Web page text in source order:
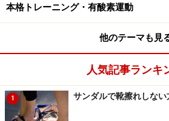
をストレッチすることは姿勢の改
股関節や膝関節を伴うさまざまな
いうメリットがあります。またハ
たり、エクササイズなどで適度に
大切ですし、その後にストレッチ
肉の柔軟性を保ち、体全体の血流
本格トレーニング・有酸素運動
他のテーマも見
人気記事ランキ
1 サンダルで靴擦れしな